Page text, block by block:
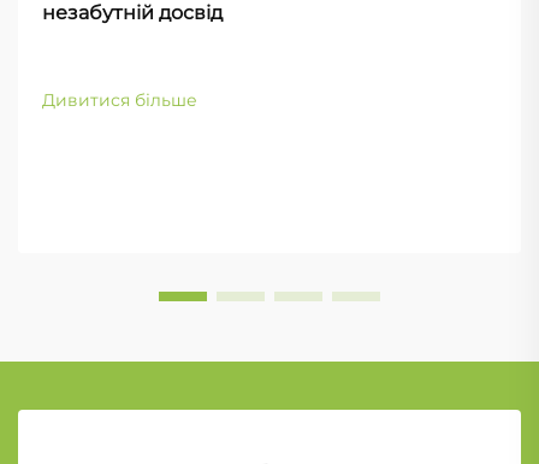
незабутній досвід
Дивитися більше